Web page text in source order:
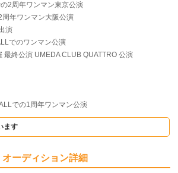
2周年ワンマン東京公演
年ワンマン大阪公演
演
でのワンマン公演
最終公演 UMEDA CLUB QUATTRO 公演
での1周年ワンマン公演
ます
オーディション詳細